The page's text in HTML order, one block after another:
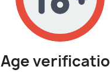
11,90 €10,12 €
AJOUTER AU PANIER
Age